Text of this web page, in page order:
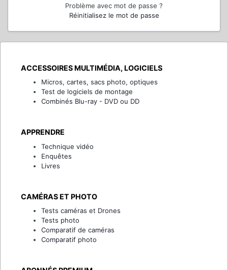
Problème avec mot de passe ?
Réinitialisez le mot de passe
ACCESSOIRES MULTIMÉDIA, LOGICIELS
Micros, cartes, sacs photo, optiques
Test de logiciels de montage
Combinés Blu-ray - DVD ou DD
APPRENDRE
Technique vidéo
Enquêtes
Livres
CAMÉRAS ET PHOTO
Tests caméras et Drones
Tests photo
Comparatif de caméras
Comparatif photo